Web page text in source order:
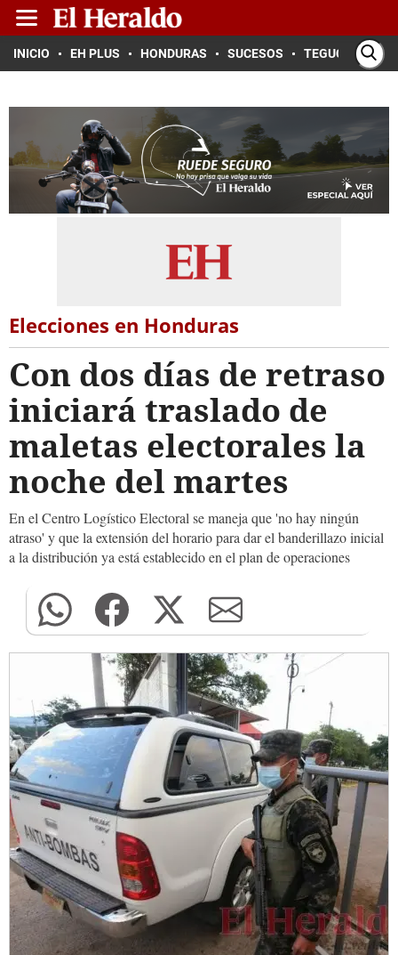
INICIO EH PLUS HONDURAS SUCESOS TEGUCIGALPA
Elecciones en Honduras
Con dos días de retraso
iniciará traslado de
maletas electorales la
noche del martes
En el Centro Logístico Electoral se maneja que 'no hay ningún
atraso' y que la extensión del horario para dar el banderillazo inicial
a la distribución ya está establecido en el plan de operaciones